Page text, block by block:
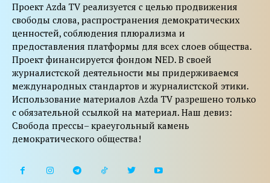
Проект Azda TV реализуется с целью продвижения
свободы слова, распространения демократических
ценностей, соблюдения плюрализма и
предоставления платформы для всех слоев общества.
Проект финансируется фондом NED. В своей
журналистской деятельности мы придерживаемся
международных стандартов и журналистской этики.
Использование материалов Azda TV разрешено только
с обязательной ссылкой на материал. Наш девиз:
Свобода прессы– краеугольный камень
демократического общества!